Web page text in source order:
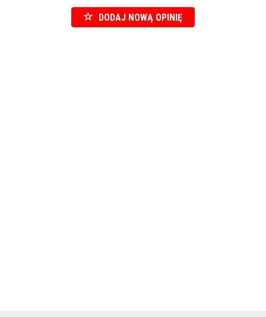
DODAJ NOWĄ OPINIĘ